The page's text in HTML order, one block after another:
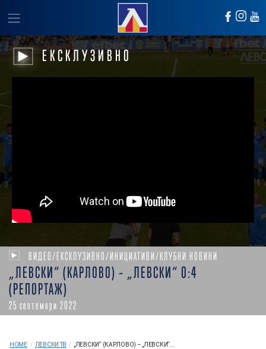
ЕКСКЛУЗИВНО
ВИДЕО/ЕКСКЛУЗИВНО/ИНИЦИАТИВИ/КЛУБНИ НОВИНИ
„ЛЕВСКИ“ (КАРЛОВО) – „ЛЕВСКИ“ 0:4
(РЕПОРТАЖ)
25 септември 2022
HOME / ЛЕВСКИ ТВ / „ЛЕВСКИ“ (КАРЛОВО) – „ЛЕВСКИ“...